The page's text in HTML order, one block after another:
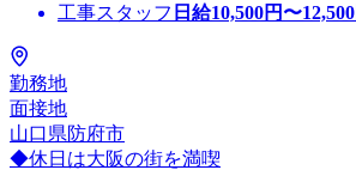
工事スタッフ 日給10,500円〜12,500
勤務地
面接地
山口県防府市
◆休日は大阪の街を満喫